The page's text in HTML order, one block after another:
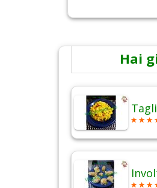
Hai